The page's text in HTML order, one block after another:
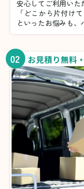
安心してご利用いた
「どこから片付け
といったお悩みも、
02 お見積り無料